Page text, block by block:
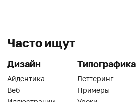
Часто ищут
Дизайн
Айдентика
Веб
Типографика
Леттеринг
Примеры